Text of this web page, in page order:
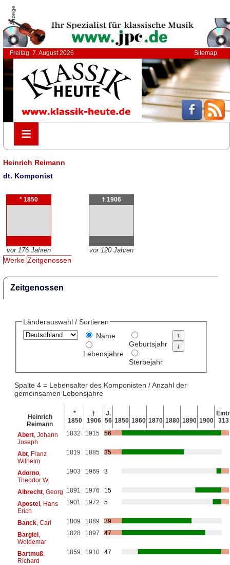
Anzeige
Freitag, 7. August 2026 Sitemap
≡
≡
Heinrich Reimann
dt. Komponist
* 1850
vor 176 Jahren
† 1906
vor 120 Jahren
Werke Zeitgenossen
Zeitgenossen
Länderauswahl / Sortieren
Name
Lebensjahre
Geburtsjahr
Sterbejahr
Spalte 4 = Lebensalter des Komponisten / Anzahl der
gemeinsamen Lebensjahre
Heinrich
Reimann
*
1850
†
1906
J.
56 1850 1860 1870 1880 1890 1900
313
Abert, Johann
Joseph
1832 1915 56
Abt, Franz
Wilhelm
1819 1885 35
Adorno,
Theodor W.
1903 1969 3
Albrecht, Georg 1891 1976
15
Apostel, Hans
Erich
1901 1972 5
Banck, Carl 1809 1889
39
Bargiel,
Woldemar
1828 1897 47
Bartmuß,
Richard
1859 1910 47